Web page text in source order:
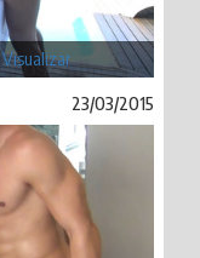
Visualizar
23/03/2015